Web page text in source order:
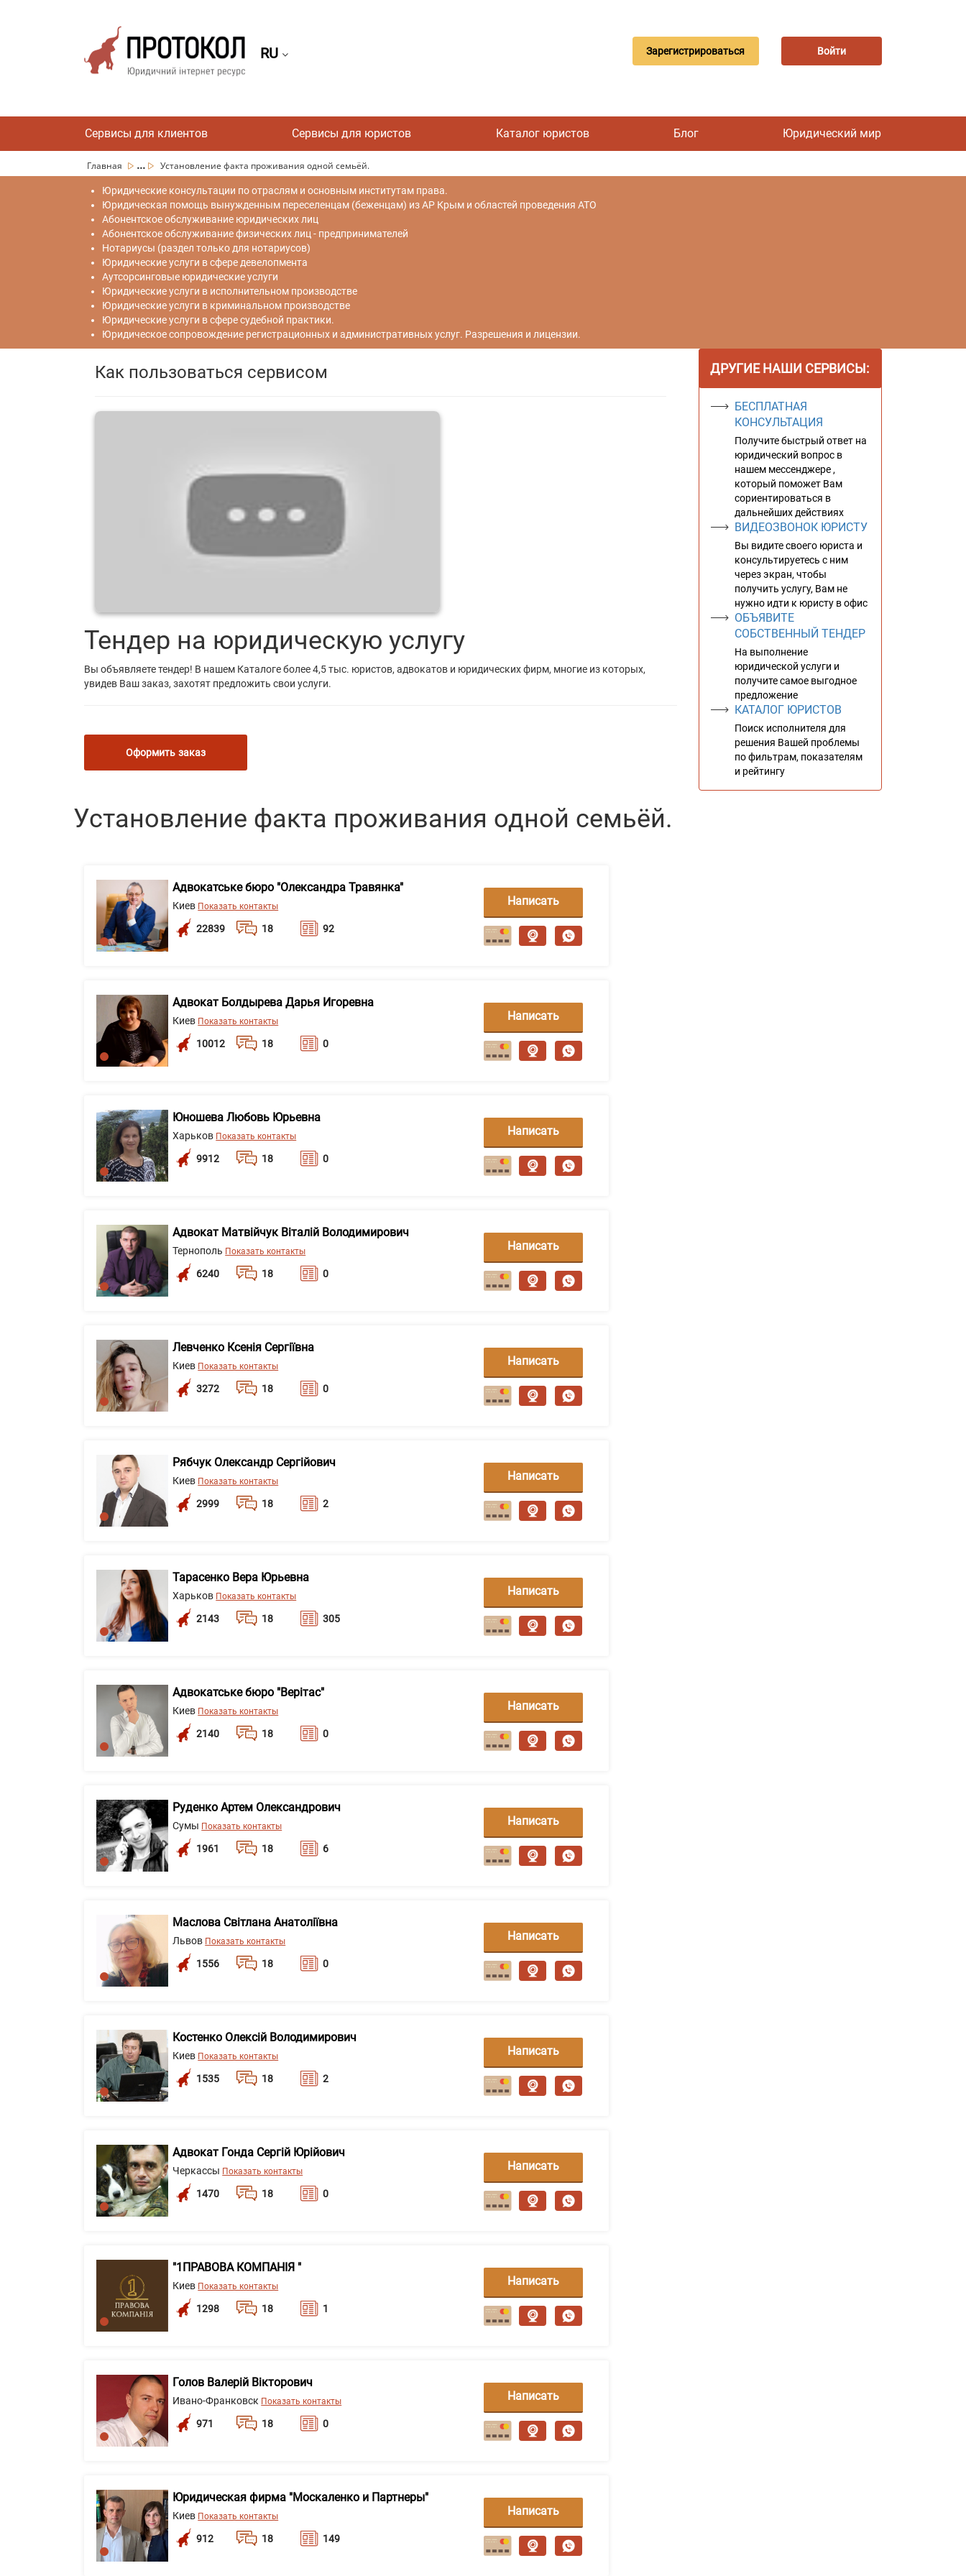
RU Зарегистрироваться Войти
Сервисы для клиентов Сервисы для юристов Каталог юристов Блог Юридический мир
Главная ... Установление факта проживания одной семьёй.
Юридические консультации по отраслям и основным институтам права.
Юридическая помощь вынужденным переселенцам (беженцам) из АР Крым и областей проведения АТО
Абонентское обслуживание юридических лиц
Абонентское обслуживание физических лиц - предпринимателей
Нотариусы (раздел только для нотариусов)
Юридические услуги в сфере девелопмента
Аутсорсинговые юридические услуги
Юридические услуги в исполнительном производстве
Юридические услуги в криминальном производстве
Юридические услуги в сфере судебной практики.
Юридическое сопровождение регистрационных и административных услуг. Разрешения и лицензии.
Как пользоваться сервисом
Тендер на юридическую услугу
Вы объявляете тендер! В нашем Каталоге более 4,5 тыс. юристов, адвокатов и юридических фирм, многие из которых,
увидев Ваш заказ, захотят предложить свои услуги.
Оформить заказ
ДРУГИЕ НАШИ СЕРВИСЫ:
БЕСПЛАТНАЯ
КОНСУЛЬТАЦИЯ
Получите быстрый ответ на
юридический вопрос в
нашем мессенджере ,
который поможет Вам
сориентироваться в
дальнейших действиях
ВИДЕОЗВОНОК ЮРИСТУ
Вы видите своего юриста и
консультируетесь с ним
через экран, чтобы
получить услугу, Вам не
нужно идти к юристу в офис
ОБЪЯВИТЕ
СОБСТВЕННЫЙ ТЕНДЕР
На выполнение
юридической услуги и
получите самое выгодное
предложение
КАТАЛОГ ЮРИСТОВ
Поиск исполнителя для
решения Вашей проблемы
по фильтрам, показателям
и рейтингу
Установление факта проживания одной семьёй.
Адвокатське бюро "Олександра Травянка"
Киев Показать контакты
22839 18 92
Написать
сообщение
Адвокат Болдырева Дарья Игоревна
Киев Показать контакты
10012 18 0
Написать
сообщение
Юношева Любовь Юрьевна
Харьков Показать контакты
9912 18 0
Написать
сообщение
Адвокат Матвійчук Віталій Володимирович
Тернополь Показать контакты
6240 18 0
Написать
сообщение
Левченко Ксенія Сергіївна
Киев Показать контакты
3272 18 0
Написать
сообщение
Рябчук Олександр Сергійович
Киев Показать контакты
2999 18 2
Написать
сообщение
Тарасенко Вера Юрьевна
Харьков Показать контакты
2143 18 305
Написать
сообщение
Адвокатське бюро "Верітас"
Киев Показать контакты
2140 18 0
Написать
сообщение
Руденко Артем Олександрович
Сумы Показать контакты
1961 18 6
Написать
сообщение
Маслова Світлана Анатоліївна
Львов Показать контакты
1556 18 0
Написать
сообщение
Костенко Олексій Володимирович
Киев Показать контакты
1535 18 2
Написать
сообщение
Адвокат Гонда Сергій Юрійович
Черкассы Показать контакты
1470 18 0
Написать
сообщение
"1ПРАВОВА КОМПАНІЯ "
Киев Показать контакты
1298 18 1
Написать
сообщение
Голов Валерій Вікторович
Ивано-Франковск Показать контакты
971 18 0
Написать
сообщение
Юридическая фирма "Москаленко и Партнеры"
Киев Показать контакты
912 18 149
Написать
сообщение